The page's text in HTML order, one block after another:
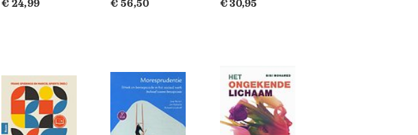
€ 24,99
€ 56,50
€ 30,95